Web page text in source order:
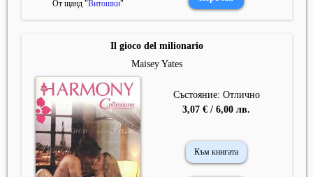
От щанд "Витошки"
Il gioco del milionario
Maisey Yates
Състояние: Отлично
3,07 € / 6,00 лв.
Към книгата